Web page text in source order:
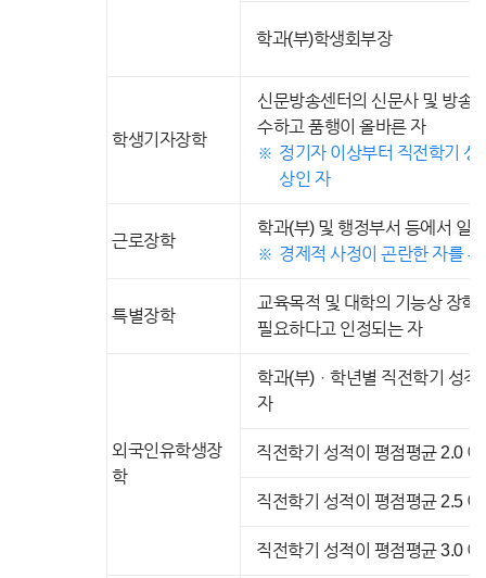
학과(부)학생회부장
학생기자장학
신문방송센터의 신문사 및 방송
수하고 품행이 올바른 자
정기자 이상부터 직전학기
상인 자
근로장학
학과(부) 및 행정부서 등에서 일
경제적 사정이 곤란한 자를
특별장학
교육목적 및 대학의 기능상 장학
필요하다고 인정되는 자
외국인유학생장
학
학과(부)ㆍ학년별 직전학기 성
자
직전학기 성적이 평점평균 2.0
직전학기 성적이 평점평균 2.5
직전학기 성적이 평점평균 3.0